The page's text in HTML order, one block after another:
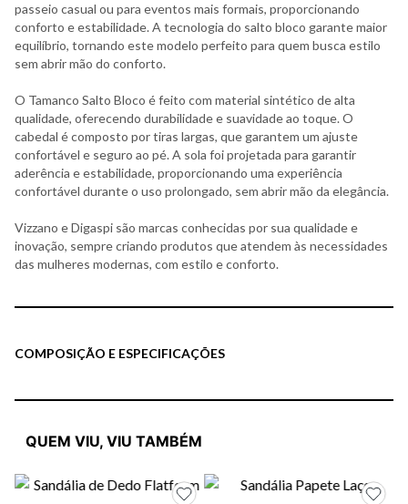
passeio casual ou para eventos mais formais, proporcionando
conforto e estabilidade. A tecnologia do salto bloco garante maior
equilíbrio, tornando este modelo perfeito para quem busca estilo
sem abrir mão do conforto.
O Tamanco Salto Bloco é feito com material sintético de alta
qualidade, oferecendo durabilidade e suavidade ao toque. O
cabedal é composto por tiras largas, que garantem um ajuste
confortável e seguro ao pé. A sola foi projetada para garantir
aderência e estabilidade, proporcionando uma experiência
confortável durante o uso prolongado, sem abrir mão da elegância.
Vizzano e Digaspi são marcas conhecidas por sua qualidade e
inovação, sempre criando produtos que atendem às necessidades
das mulheres modernas, com estilo e conforto.
COMPOSIÇÃO E ESPECIFICAÇÕES
QUEM VIU, VIU TAMBÉM